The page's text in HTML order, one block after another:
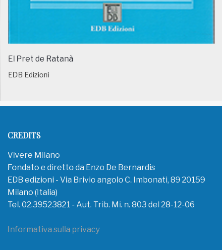
El Pret de Ratanà
EDB Edizioni
CREDITS
Vivere Milano
Fondato e diretto da Enzo De Bernardis
EDB edizioni - Via Brivio angolo C. Imbonati, 89 20159
Milano (Italia)
Tel. 02.39523821 - Aut. Trib. Mi. n. 803 del 28-12-06
Informativa sulla privacy